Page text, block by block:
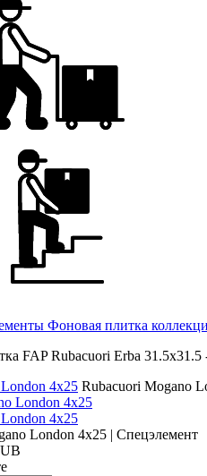
Фоновая плитка
FAP Rubacuori Erba
4x25 Rubacuori Mogano
4x25
London 4x25 | Спецэлемент